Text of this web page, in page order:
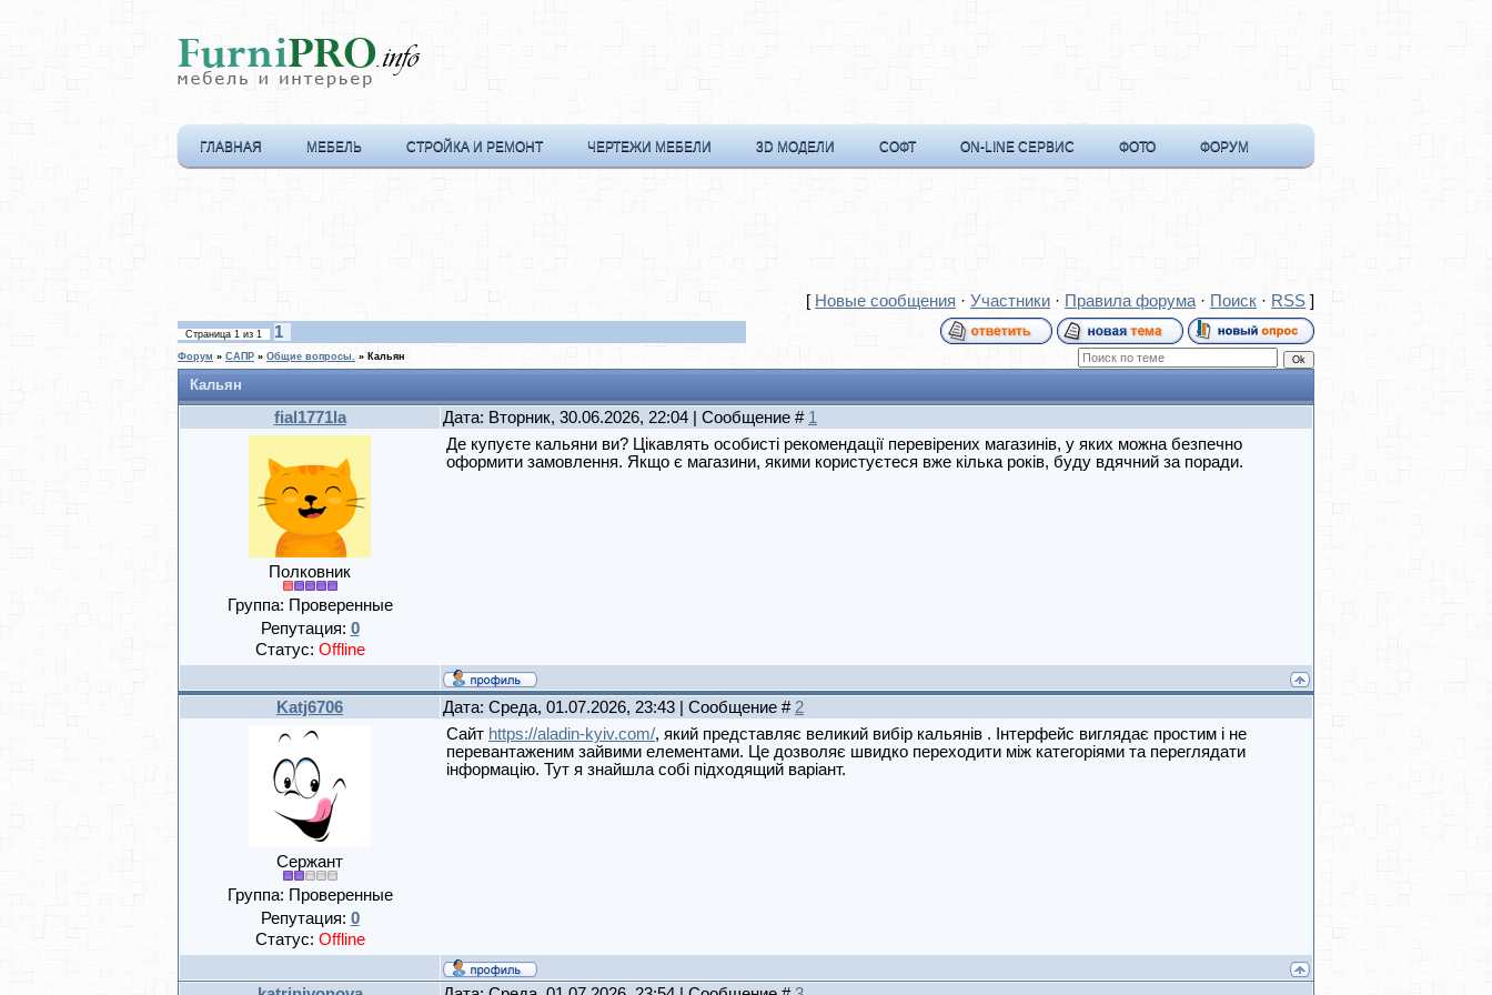
ГЛАВНАЯ МЕБЕЛЬ СТРОЙКА И РЕМОНТ ЧЕРТЕЖИ МЕБЕЛИ 3D МОДЕЛИ СОФТ ON-LINE СЕРВИС ФОТО ФОРУМ
[ Новые сообщения · Участники · Правила форума · Поиск · RSS]
Страница 1 из 1 1
Форум » САПР » Общие вопросы. » Кальян
Кальян
fial1771la Дата: Вторник, 30.06.2026, 22:04 | Сообщение # 1
Полковник
Группа: Проверенные
Репутация: 0
Статус: Offline
Де купуєте кальяни ви? Цікавлять особисті рекомендації перевірених магазинів, у яких можна безпечно
оформити замовлення. Якщо є магазини, якими користуєтеся вже кілька років, буду вдячний за поради.
Katj6706 Дата: Среда, 01.07.2026, 23:43 | Сообщение # 2
Сержант
Группа: Проверенные
Репутация: 0
Статус: Offline
Сайт https://aladin-kyiv.com/, який представляє великий вибір кальянів . Інтерфейс виглядає простим і не
перевантаженим зайвими елементами. Це дозволяє швидко переходити між категоріями та переглядати
інформацію. Тут я знайшла собі підходящий варіант.